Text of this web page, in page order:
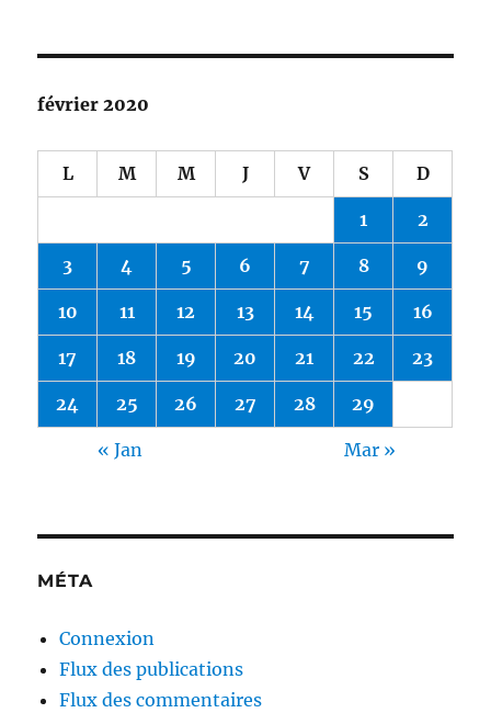
février 2020
L M M J V S D
1 2
3 4 5 6 7 8 9
10 11 12 13 14 15 16
17 18 19 20 21 22 23
24 25 26 27 28 29
« Jan Mar »
MÉTA
Connexion
Flux des publications
Flux des commentaires